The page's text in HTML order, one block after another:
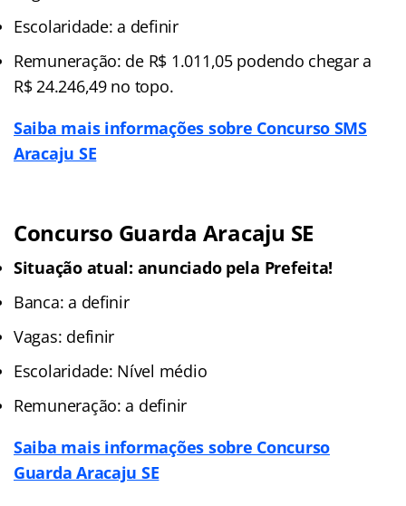
Escolaridade: a definir
Remuneração: de R$ 1.011,05 podendo chegar a
R$ 24.246,49 no topo.
Saiba mais informações sobre Concurso SMS
Aracaju SE
Concurso Guarda Aracaju SE
Situação atual: anunciado pela Prefeita!
Banca: a definir
Vagas: definir
Escolaridade: Nível médio
Remuneração: a definir
Saiba mais informações sobre Concurso
Guarda Aracaju SE